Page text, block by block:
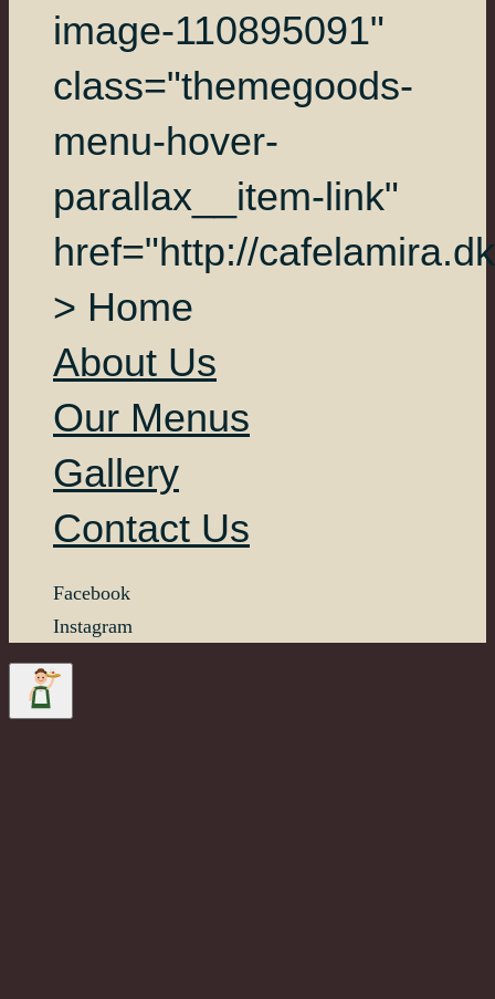
image-110895091"
class="themegoods-
menu-hover-
parallax__item-link"
href="http://
> Home
About Us
Our Menus
Gallery
Contact Us
Facebook
Instagram